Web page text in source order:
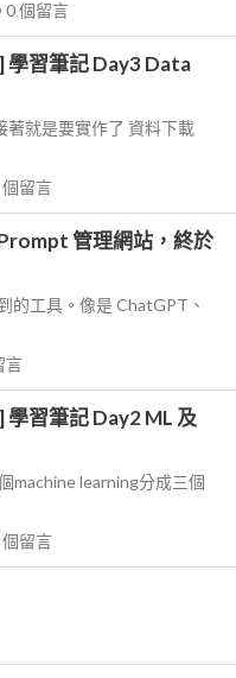
0個留言
習筆記 Day3 Data
就是要實作了 資料下載
個留言
管理網站，終於
的工具。像是 ChatGPT、
言
習筆記 Day2 ML 及
machine learning分成三個
個留言